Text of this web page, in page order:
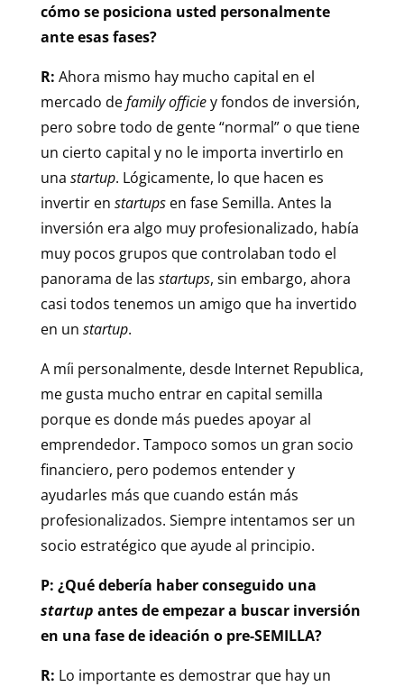
cómo se posiciona usted personalmente
ante esas fases?
R: Ahora mismo hay mucho capital en el
mercado defamily officiey fondos de inversión,
pero sobre todo de gente “normal” o que tiene
un cierto capital y no le importa invertirlo en
una startup. Lógicamente, lo que hacen es
invertir en startupsen fase Semilla. Antes la
inversión era algo muy profesionalizado, había
muy pocos grupos que controlaban todo el
panorama de las startups, sin embargo, ahora
casi todos tenemos un amigo que ha invertido
en un startup.
A míi personalmente, desde Internet Republica,
me gusta mucho entrar en capital semilla
porque es donde más puedes apoyar al
emprendedor. Tampoco somos un gran socio
financiero, pero podemos entender y
ayudarles más que cuando están más
profesionalizados. Siempre intentamos ser un
socio estratégico que ayude al principio.
P: ¿Qué debería haber conseguido una
startup antes de empezar a buscar inversión
en una fase de ideación o pre-SEMILLA?
R: Lo importante es demostrar que hay un